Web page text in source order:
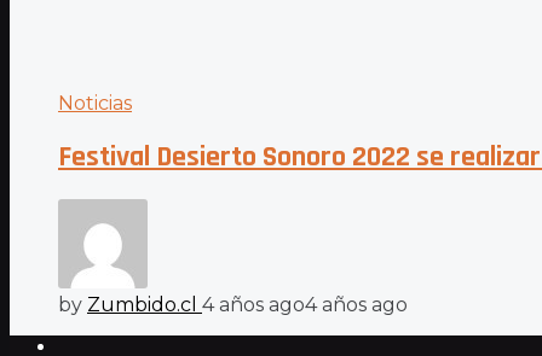
Noticias
Festival Desierto Sonoro 2022 se
by Zumbido.cl 4 años ago4 años ago